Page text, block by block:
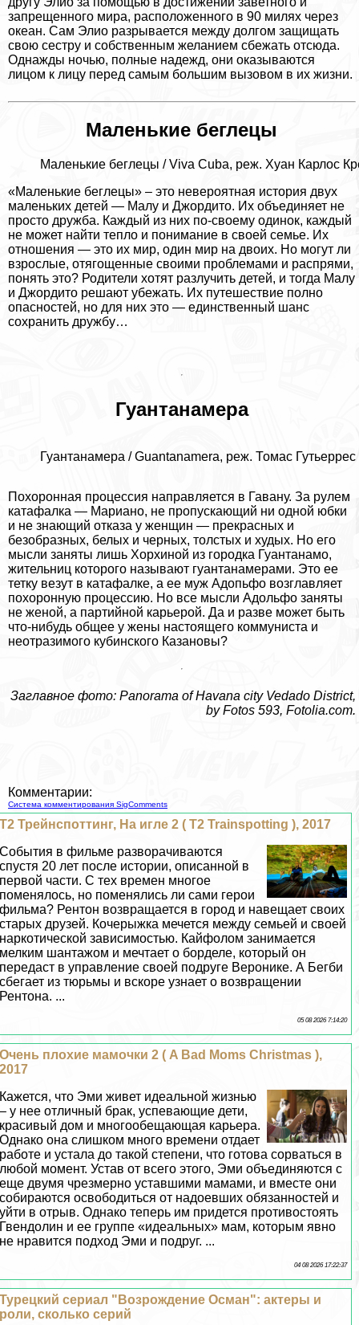
запрещенного мира, расположенного в 90 милях через
океан. Сам Элио разрывается между долгом защищать
свою сестру и собственным желанием сбежать отсюда.
Однажды ночью, полные надежд, они оказываются
лицом к лицу перед самым большим вызовом в их жизни.
Маленькие беглецы
Маленькие беглецы / Viva Cuba, реж. Хуан Карлос
«Маленькие беглецы» – это невероятная история двух
маленьких детей — Малу и Джордито. Их объединяет не
просто дружба. Каждый из них по-своему одинок, каждый
не может найти тепло и понимание в своей семье. Их
отношения — это их мир, один мир на двоих. Но могут ли
взрослые, отягощенные своими проблемами и распрями,
понять это? Родители хотят разлучить детей, и тогда Малу
и Джордито решают убежать. Их путешествие полно
опасностей, но для них это — единственный шанс
сохранить дружбу…
Гуантанамера
Гуантанамера / Guantanamera, реж. Томас
Похоронная процессия направляется в Гавану. За рулем
катафалка — Мариано, не пропускающий ни одной юбки
и не знающий отказа у женщин — прекрасных и
безобразных, белых и черных, толстых и худых. Но его
мысли заняты лишь Хорхиной из городка Гуантанамо,
жительниц которого называют гуантанамерами. Это ее
тетку везут в катафалке, а ее муж Адопьфо возглавляет
похоронную процессию. Но все мысли Адольфо заняты
не женой, а партийной карьерой. Да и разве может быть
что-нибудь общее у жены настоящего коммуниста и
неотразимого кубинского Казановы?
Заглавное фото: Panorama of Havana city Vedado District,
by Fotos 593, Fotolia.com.
Комментарии:
Система комментирования SigComments
Т2 Трейнспоттинг, На игле 2 ( T2 Trainspotting ), 2017
События в фильме разворачиваются
спустя 20 лет после истории, описанной в
первой части. С тех времен многое
поменялось, но поменялись ли сами герои
фильма? Рентон возвращается в город и навещает своих
старых друзей. Кочерыжка мечется между семьей и своей
наркотической зависимостью. Кайфолом занимается
мелким шантажом и мечтает о борделе, который он
передаст в управление своей подруге Веронике. А Бегби
сбегает из тюрьмы и вскоре узнает о возвращении
Рентона. ...
05 08 2026 7:14:20
Очень плохие мамочки 2 ( A Bad Moms Christmas ),
2017
Кажется, что Эми живет идеальной жизнью
– у нее отличный бpaк, успевающие дети,
красивый дом и многообещающая карьера.
Однако она слишком много времени отдает
работе и устала до такой степени, что готова сорваться в
любой момент. Устав от всего этого, Эми объединяются с
еще двумя чрезмерно уставшими мамами, и вместе они
собираются освободиться от надоевших обязанностей и
уйти в отрыв. Однако теперь им придется противостоять
Гвендолин и ее группе «идеальных» мам, которым явно
не нравится подход Эми и подруг. ...
04 08 2026 17:22:37
Турецкий сериал "Возрождение Осман": актеры и
роли, сколько серий